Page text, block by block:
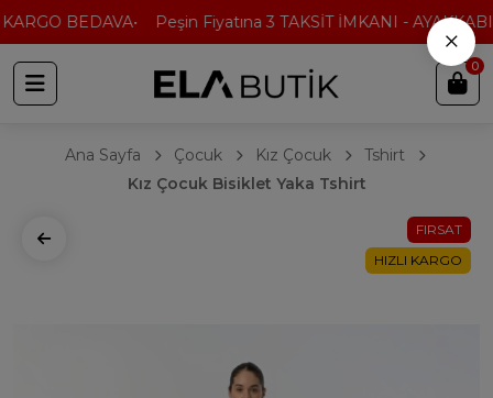
BEDAVA Peşin Fiyatına 3 TAKSİT İMKANI -
0
Ana Sayfa Çocuk Kız Çocuk
Tshirt
Kız Çocuk Bisiklet Yaka Tshirt
FIRSAT
HIZLI KARGO
×